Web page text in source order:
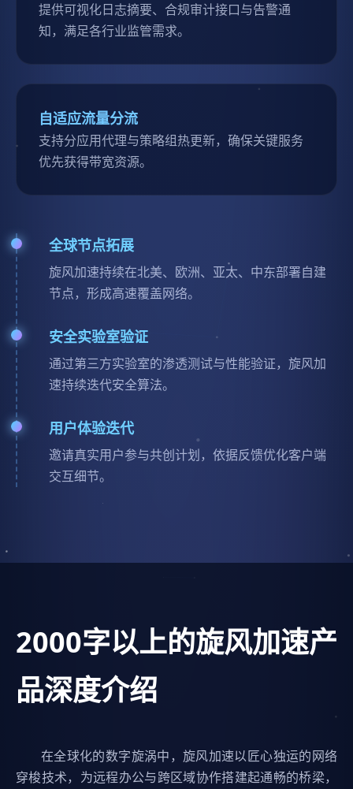
提供可视化日志摘要、合规审计接口与告警通
知，满足各行业监管需求。
自适应流量分流
支持分应用代理与策略组热更新，确保关键服务
优先获得带宽资源。
全球节点拓展
旋风加速持续在北美、欧洲、亚太、中东部署自建
节点，形成高速覆盖网络。
安全实验室验证
通过第三方实验室的渗透测试与性能验证，旋风加
速持续迭代安全算法。
用户体验迭代
邀请真实用户参与共创计划，依据反馈优化客户端
交互细节。
2000字以上的旋风加速产
品深度介绍
在全球化的数字旋涡中，旋风加速以匠心独运的网络
穿梭技术，为远程办公与跨区域协作搭建起通畅的桥梁，